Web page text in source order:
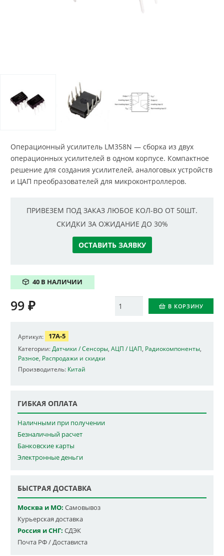
Операционный усилитель LM358N — сборка из двух
операционных усилителей в одном корпусе. Компактное
решение для создания усилителей, аналоговых устройств
и ЦАП преобразователей для микроконтроллеров.
ПРИВЕЗЕМ ПОД ЗАКАЗ ЛЮБОЕ КОЛ-ВО ОТ 50ШТ.
СКИДКИ ЗА ОЖИДАНИЕ ДО 30%
ОСТАВИТЬ ЗАЯВКУ
40 В НАЛИЧИИ
Количество В КОРЗИНУ
99 ₽
Артикул: 17A-5
Категории: Датчики / Сенсоры АЦП / ЦАП Радиокомпоненты
Разное Распродажи и скидки
Производитель: Китай
ГИБКАЯ ОПЛАТА
Наличными при получении
Безналичный расчет
Банковские карты
Электронные деньги
БЫСТРАЯ ДОСТАВКА
Москва и МО: Самовывоз
Курьерская доставка
Россия и СНГ: СДЭК
Почта РФ / Достависта